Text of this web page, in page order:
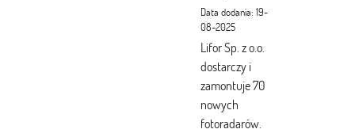
Data dodania: 19-
08-2025
Lifor Sp. z o.o.
dostarczy i
zamontuje 70
nowych
fotoradarów.